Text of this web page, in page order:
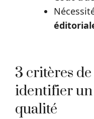
3 critères
identifier
qualité